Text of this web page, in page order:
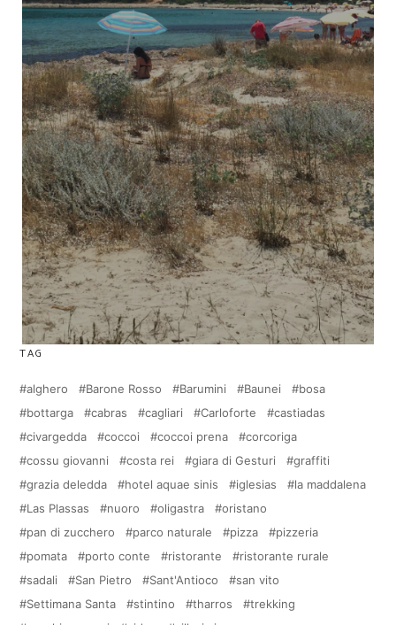
TAG
alghero Barone Rosso Barumini Baunei
bosa
bottarga
cabras cagliari Carloforte
castiadas
civargedda
coccoi coccoi prena
corcoriga
cossu giovanni
costa rei giara di Gesturi
graffiti
grazia deledda
hotel aquae sinis iglesias
la maddalena
Las Plassas
nuoro oligastra
oristano
pan di zucchero
parco naturale pizza
pizzeria
pomata
porto conte ristorante
ristorante rurale
sadali
San Pietro Sant'Antioco
san vito
Settimana Santa
stintino tharros
trekking